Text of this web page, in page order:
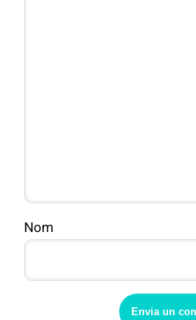
Nom